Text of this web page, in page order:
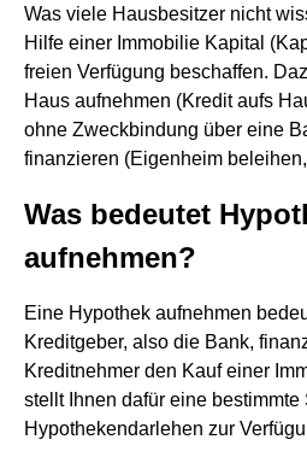
Was viele Hausbesitzer nicht
Hilfe einer Immobilie Kapital
freien Verfügung beschaffen.
Haus aufnehmen (Kredit aufs
ohne Zweckbindung über eine
finanzieren (Eigenheim
Was bedeutet
aufnehmen?
Eine Hypothek aufnehmen
Kreditgeber, also die Bank,
Kreditnehmer den Kauf einer
stellt Ihnen dafür eine bestimmte
Hypothekendarlehen zur